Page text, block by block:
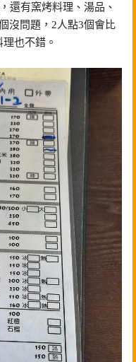
還有窯烤料理、湯品、
沒問題，2人點3個會比
也不錯。